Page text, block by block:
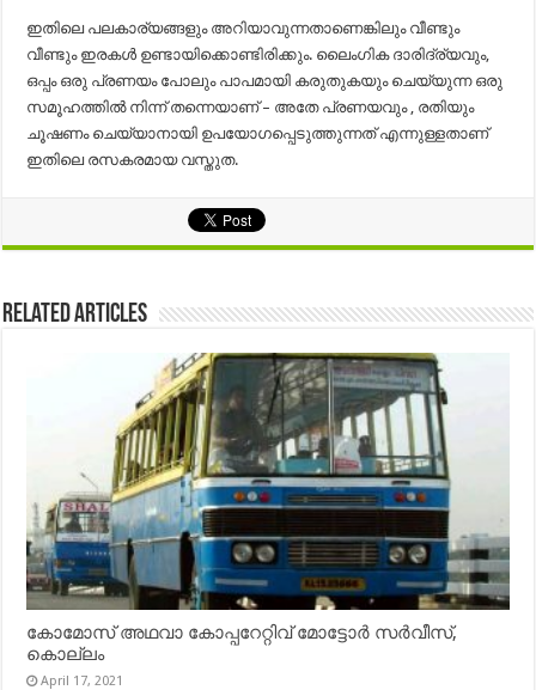
ഇതിലെ പലകാര്യങ്ങളും അറിയാവുന്നതാണെങ്കിലും വീണ്ടും
വീണ്ടും ഇരകള്‍ ഉണ്ടായിക്കൊണ്ടിരിക്കും. ലൈംഗിക ദാരിദ്ര്യവും,
ഒപ്പം ഒരു പ്രണയം പോലും പാപമായി കരുതുകയും ചെയ്യുന്ന ഒരു
സമൂഹത്തില്‍ നിന്ന് തന്നെയാണ് – അതേ പ്രണയവും , രതിയും
ചൂഷണം ചെയ്യാനായി ഉപയോഗപ്പെടുത്തുന്നത് എന്നുള്ളതാണ്
ഇതിലെ രസകരമായ വസ്തുത.
Related Articles
കോമോസ് അഥവാ കോപ്പറേറ്റിവ് മോട്ടോര്‍ സര്‍വീസ്,
കൊല്ലം
April 17, 2021